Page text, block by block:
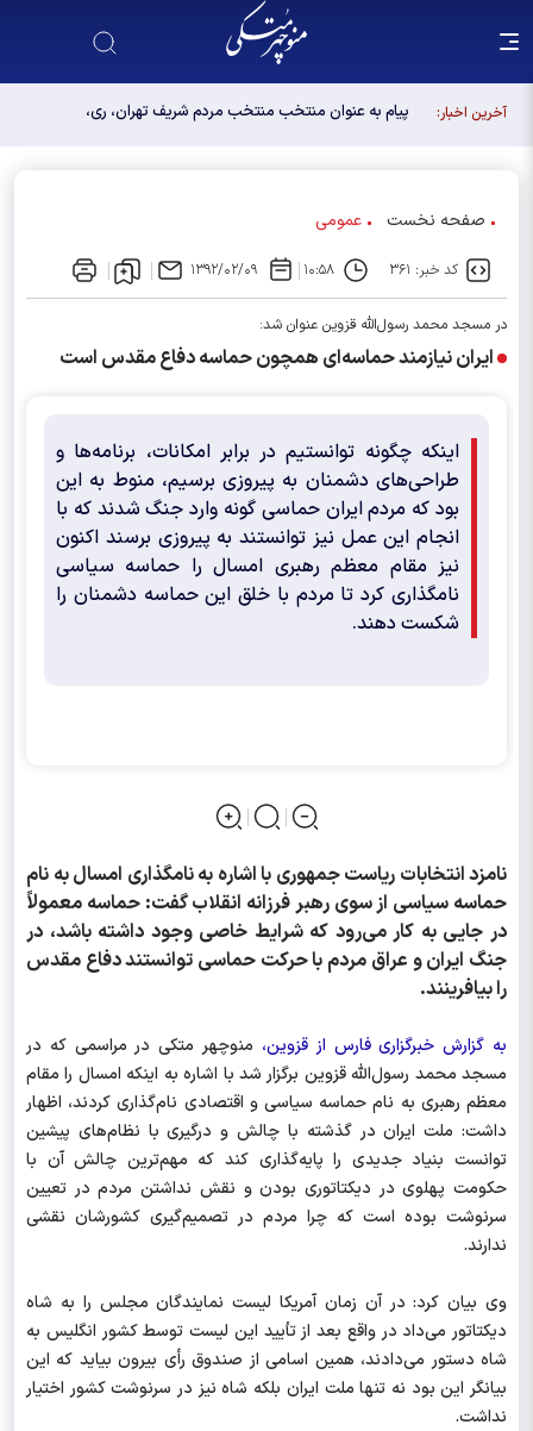
آخرین اخبار:
پیام به عنوان منتخب منتخب مردم شریف تهران، ری،
صفحه نخست عمومی
کد خبر: ۳۶۱ ۱۰:۵۸ ۱۳۹۲/۰۲/۰۹
در مسجد محمد رسول‌الله قزوین عنوان شد:
ایران نیازمند حماسه‌ای همچون حماسه دفاع مقدس است
اینکه چگونه توانستیم در برابر امکانات، برنامه‌ها و
طراحی‌های دشمنان به پیروزی برسیم، منوط به این
بود که مردم ایران حماسی گونه وارد جنگ شدند که با
انجام این عمل نیز توانستند به پیروزی برسند اکنون
نیز مقام معظم رهبری امسال را حماسه سیاسی
نامگذاری کرد تا مردم با خلق این حماسه دشمنان را
شکست دهند.
نامزد انتخابات ریاست‌ جمهوری با اشاره به نامگذاری امسال به نام
حماسه سیاسی از سوی رهبر فرزانه انقلاب گفت: حماسه معمولاً
در جایی به کار می‌رود که شرایط خاصی وجود داشته باشد، در
جنگ ایران و عراق مردم با حرکت حماسی توانستند دفاع مقدس
را بیافرینند.
به گزارش خبرگزاری فارس از قزوین، منوچهر متکی در مراسمی که در
مسجد محمد رسول‌الله قزوین برگزار شد با اشاره به اینکه امسال را مقام
معظم رهبری به نام حماسه سیاسی و اقتصادی نام‌گذاری کردند، اظهار
داشت: ملت ایران در گذشته با چالش و درگیری با نظام‌های پیشین
توانست بنیاد جدیدی را پایه‌گذاری کند که مهم‌ترین چالش آن با
حکومت پهلوی در دیکتاتوری بودن‌ و نقش نداشتن مردم در تعیین
سرنوشت بوده است که چرا مردم در تصمیم‌گیری کشورشان نقشی
ندارند.
وی بیان کرد: در آن زمان آمریکا لیست نمایندگان مجلس را به شاه
دیکتاتور می‌داد در واقع بعد از تأیید این لیست توسط کشور انگلیس به
شاه دستور می‌دادند، همین اسامی از صندوق رأی بیرون بیاید که این
بیانگر این بود نه تنها ملت ایران بلکه شاه نیز در سرنوشت کشور اختیار
نداشت.